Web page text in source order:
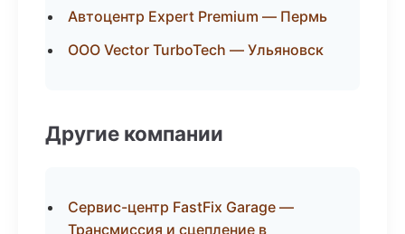
Автоцентр Expert Premium — Пермь
ООО Vector TurboTech — Ульяновск
Другие компании
Сервис-центр FastFix Garage —
Трансмиссия и сцепление в